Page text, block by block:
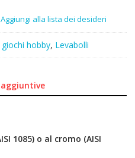
Aggiungi alla lista dei desideri
hobby, Levabolli
1085) o al cromo (AISI